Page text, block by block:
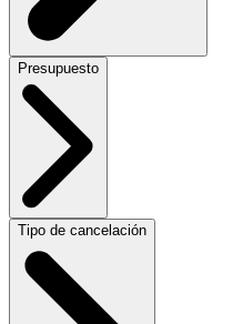
Presupuesto
Tipo de cancelación